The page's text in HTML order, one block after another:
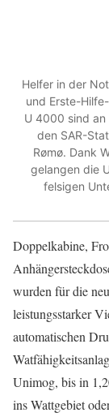
Helfer in der
und Erste-
U 4000 sind
den SAR-
Rømø. Dank
gelangen die
felsigen
Doppelkabine,
wurden für die
leistungsstarker
automatischen
Unimog, bis in
ins Wattgebiet